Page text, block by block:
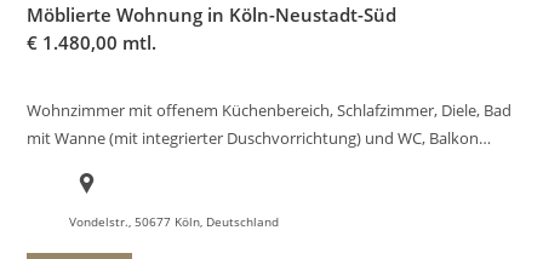
Möblierte Wohnung in Köln-Neustadt-Süd
€ 1.480,00 mtl.
Wohnzimmer mit offenem Küchenbereich, Schlafzimmer, Diele, Bad
mit Wanne (mit integrierter Duschvorrichtung) und WC, Balkon…
Vondelstr., 50677 Köln, Deutschland